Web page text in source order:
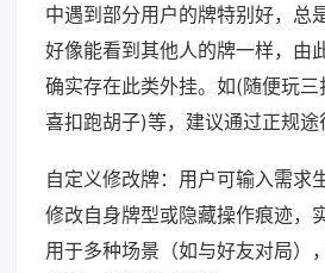
中遇到部分用户的牌特别好，总
好像能看到其他人的牌一样，由
确实存在此类外挂。如(随便玩三
喜扣跑胡子)等，建议通过正规途
自定义修改牌：用户可输入需求
修改自身牌型或隐藏操作痕迹，
用于多种场景（如与好友对局）